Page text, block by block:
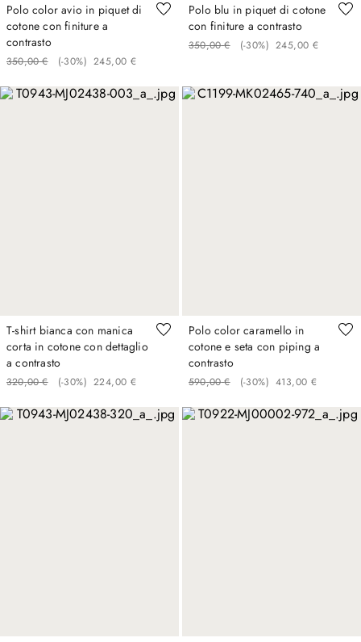
Polo color avio in piquet di
cotone con finiture a
contrasto
350,00 € (-30%) 245,00 €
Polo blu in piquet di cotone
con finiture a contrasto
350,00 € (-30%) 245,00 €
T-shirt bianca con manica
corta in cotone con dettaglio
a contrasto
320,00 € (-30%) 224,00 €
Polo color caramello in
cotone e seta con piping a
contrasto
590,00 € (-30%) 413,00 €